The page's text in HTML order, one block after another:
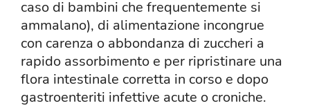
caso di bambini che frequentemente si
ammalano), di alimentazione incongrue
con carenza o abbondanza di zuccheri a
rapido assorbimento e per ripristinare una
flora intestinale corretta in corso e dopo
gastroenteriti infettive acute o croniche.